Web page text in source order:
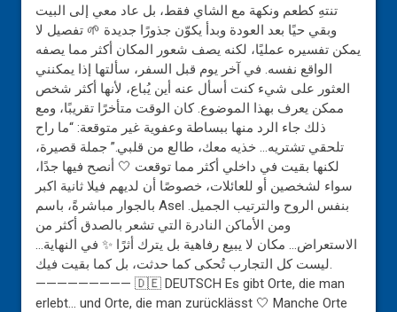
تنتهِ كطعم ونكهة مع الشاي فقط، بل عاد معي إلى البيت
وبقي حيًا بعد العودة وبدأ يكوّن جذورًا جديدة 🌱 تفصيل لا
يمكن تفسيره عمليًا، لكنه يصف شعور المكان أكثر مما يصفه
الواقع نفسه. في آخر يوم قبل السفر، سألتها إذا يمكنني
العثور على شيء كنت أسأل عنه أين يُباع، لأنها أكثر شخص
ممكن يعرف بهذا الموضوع. كان الوقت متأخرًا تقريبًا، ومع
ذلك جاء الرد منها ببساطة وعفوية غير متوقعة: “ما راح
تلحقي تشتريه… خذيه معك، طالع من قلبي.” جملة قصيرة،
لكنها بقيت في داخلي أكثر مما توقعت 🤍 أنصح فيها جدًا،
سواء لشخصين أو للعائلات، خصوصًا أن لديهم فيلا ثانية اكبر
بالجوار مباشرةً، باسم Asel بنفس الروح والترتيب الجميل.
ومن الأماكن النادرة التي تشعر بالصدق أكثر من
الاستعراض… مكان لا يبيع رفاهية بل يترك أثرًا ✨ في النهاية…
ليست كل التجارب تُحكى كما حدثت، بل كما بقيت فيك.
————————— 🇩🇪 DEUTSCH Es gibt Orte, die man
erlebt… und Orte, die man zurücklässt 🤍 Manche Orte